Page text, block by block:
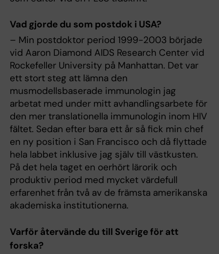
Vad gjorde du som postdok i USA?
– Min postdoktor period 1999-2003 började
vid Aaron Diamond AIDS Research Center vid
Rockefeller University på Manhattan. Det var
ett stort steg att lämna den
musmodellsbaserade immunologin jag
arbetat med under mitt avhandlingsarbete för
den mer translationella immunologin inom HIV
fältet. Sedan efter bara ett år så fick min chef
en ny position i San Francisco och då flyttade
hela labbet inklusive jag själv till västkusten.
På det hela taget en oerhört lärorik och
produktiv period med mycket värdefull
erfarenhet från två av de främsta amerikanska
akademiska institutionerna.
Varför återvände du till Sverige för att
forska?